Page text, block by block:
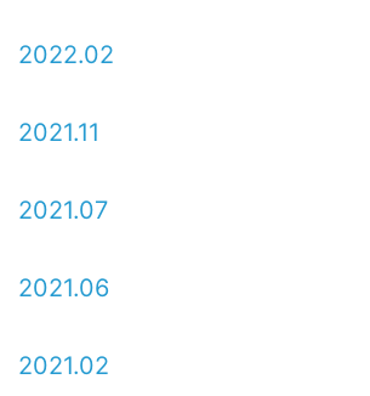
2022.02
2021.11
2021.07
2021.06
2021.02